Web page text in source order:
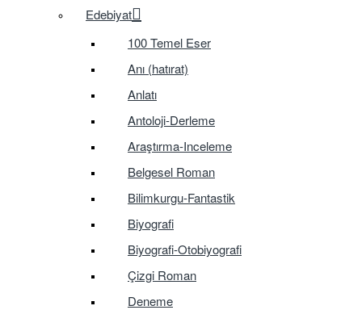
Edebiyat
100 Temel Eser
Anı (hatırat)
Anlatı
Antoloji-Derleme
Araştırma-Inceleme
Belgesel Roman
Bilimkurgu-Fantastik
Biyografi
Biyografi-Otobiyografi
Çizgi Roman
Deneme